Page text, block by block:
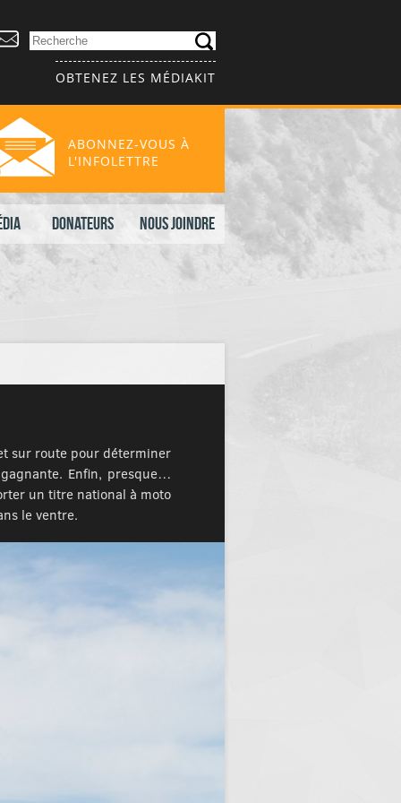
OBTENEZ LES MÉDIAKIT
Donateurs Nous joindre
ABONNEZ-VOUS À
L'INFOLETTRE
sur route pour déterminer
Enfin, presque…
un titre national à moto
le ventre.